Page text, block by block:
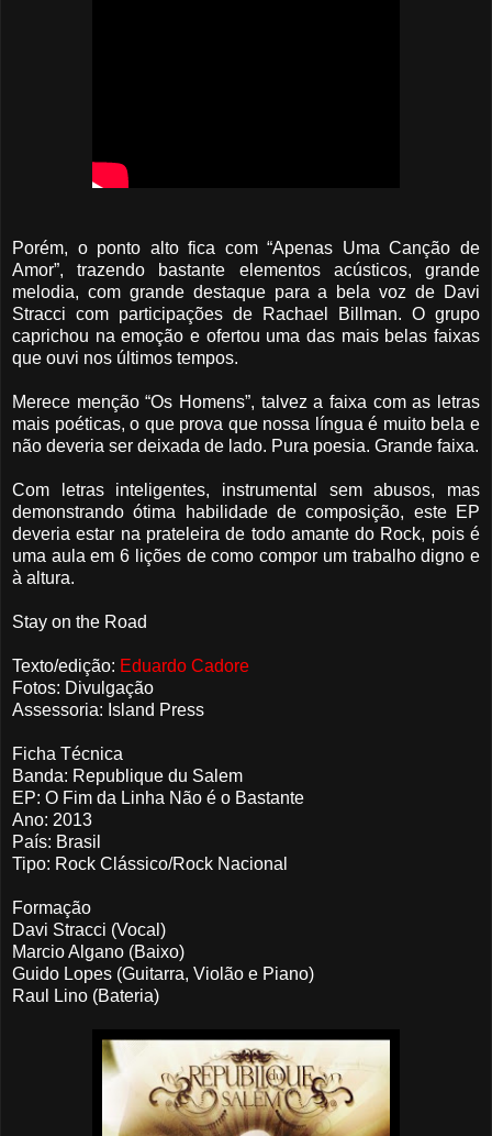
Porém, o ponto alto fica com “Apenas Uma Canção de
Amor”, trazendo bastante elementos acústicos, grande
melodia, com grande destaque para a bela voz de Davi
Stracci com participações de Rachael Billman. O grupo
caprichou na emoção e ofertou uma das mais belas faixas
que ouvi nos últimos tempos.
Merece menção “Os Homens”, talvez a faixa com as letras
mais poéticas, o que prova que nossa língua é muito bela e
não deveria ser deixada de lado. Pura poesia. Grande faixa.
Com letras inteligentes, instrumental sem abusos, mas
demonstrando ótima habilidade de composição, este EP
deveria estar na prateleira de todo amante do Rock, pois é
uma aula em 6 lições de como compor um trabalho digno e
à altura.
Stay on the Road
Texto/edição: Eduardo Cadore
Fotos: Divulgação
Assessoria: Island Press
Ficha Técnica
Banda: Republique du Salem
EP: O Fim da Linha Não é o Bastante
Ano: 2013
País: Brasil
Tipo: Rock Clássico/Rock Nacional
Formação
Davi Stracci (Vocal)
Marcio Algano (Baixo)
Guido Lopes (Guitarra, Violão e Piano)
Raul Lino (Bateria)